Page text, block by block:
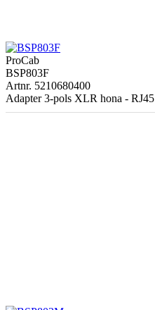
ProCab
BSP803F
Artnr. 5210680400
Adapter 3-pols XLR hona - RJ45